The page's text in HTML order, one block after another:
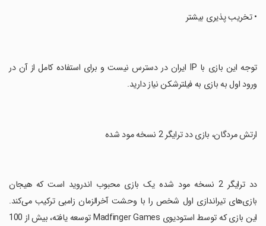
‏• تخریب پذیری بیشتر
‏توجه این بازی با IP ایران در دسترس نیست و برای استفاده کامل از آن در
ورود اول به بازی به فیلترشکن نیاز دارید.
‏ارتش مردگان، بازی دد ترایگر 2 نسخه مود شده
‏دد ترایگر 2 نسخه مود شده یک بازی محبوب اندروید است که هیجان
بازی‌های تیراندازی اول شخص را با وحشت آخرالزمان زامبی ترکیب می‌کند.
این بازی که توسط استودیوی Madfinger Games توسعه یافته، بیش از 100